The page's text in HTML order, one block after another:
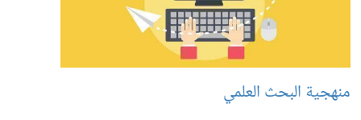
منهجية البحث العلمي